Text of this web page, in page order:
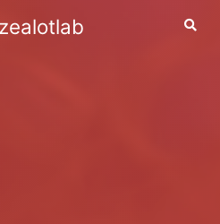
zealotlab